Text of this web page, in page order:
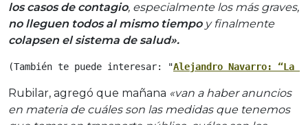
los casos de contagio, especialmente los más graves,
no lleguen todos al mismo tiempoy finalmente
colapsen el sistema de salud».
(También te puede interesar: "Alejandro Navarro: “La
Rubilar, agregó que mañana «van a haber anuncios
en materia de cuáles son las medidas que tenemos